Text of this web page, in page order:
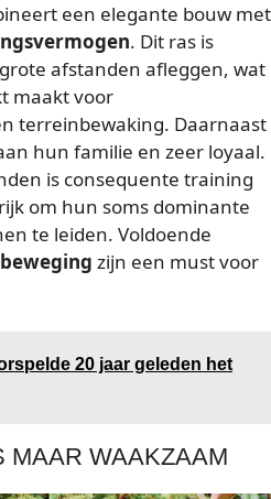
een elegante bouw met
. Dit ras is
afstanden afleggen, wat
maakt voor
terreinbewaking. Daarnaast
hun familie en zeer loyaal.
is consequente training
om hun soms dominante
te leiden. Voldoende
zijn een must voor
20 jaar geleden het
MAAR WAAKZAAM